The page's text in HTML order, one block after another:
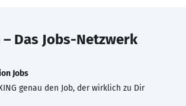
– Das Jobs-Netzwerk
Jobs
genau den Job, der wirklich zu Dir